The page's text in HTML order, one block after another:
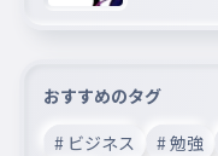
おすすめのタグ
# ビジネス # 勉強